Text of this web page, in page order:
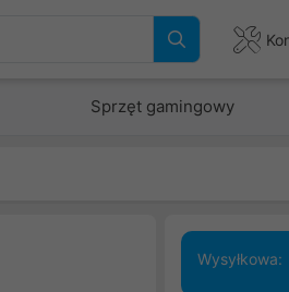
Sprzęt gamingowy
Wysyłkowa: